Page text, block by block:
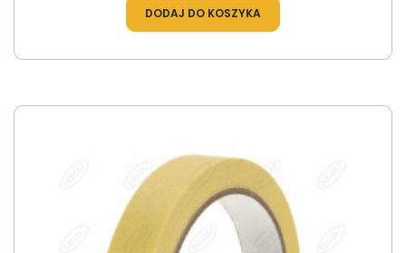
DODAJ DO KOSZYKA